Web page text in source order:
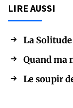
LIRE AUSSI
La Solitude
Quand ma
Le soupir